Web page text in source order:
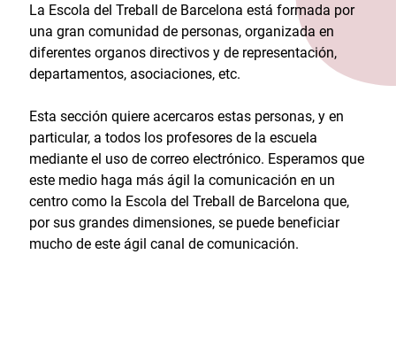
La Escola del Treball de Barcelona está formada por
una gran comunidad de personas, organizada en
diferentes organos directivos y de representación,
departamentos, asociaciones, etc.
Esta sección quiere acercaros estas personas, y en
particular, a todos los profesores de la escuela
mediante el uso de correo electrónico. Esperamos que
este medio haga más ágil la comunicación en un
centro como la Escola del Treball de Barcelona que,
por sus grandes dimensiones, se puede beneficiar
mucho de este ágil canal de comunicación.